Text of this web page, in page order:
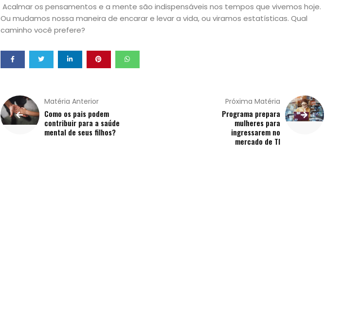
Notícias
Opinião
Receitas
Saúde
Acalmar os pensamentos e a mente são indispensáveis nos tempos que vivemos hoje.
Ou mudamos nossa maneira de encarar e levar a vida, ou viramos estatísticas. Qual
caminho você prefere?
Matéria Anterior
Como os pais podem
contribuir para a saúde
mental de seus filhos?
Próxima Matéria
Programa prepara
mulheres para
ingressarem no
mercado de TI